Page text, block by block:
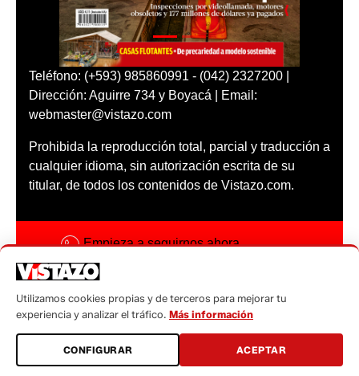
Teléfono: (+593) 985860991 - (042) 2327200 |
Dirección: Aguirre 734 y Boyacá | Email:
webmaster@vistazo.com
Prohibida la reproducción total, parcial y traducción a
cualquier idioma, sin autorización escrita de su
titular, de todos los contenidos de Vistazo.com.
Empieza a seguirnos ahora
Código ética
Sugerencias a:
sugerencias@vistazo.com
Utilizamos cookies propias y de terceros para mejorar tu
experiencia y analizar el tráfico. Más información
CONFIGURAR ACEPTAR